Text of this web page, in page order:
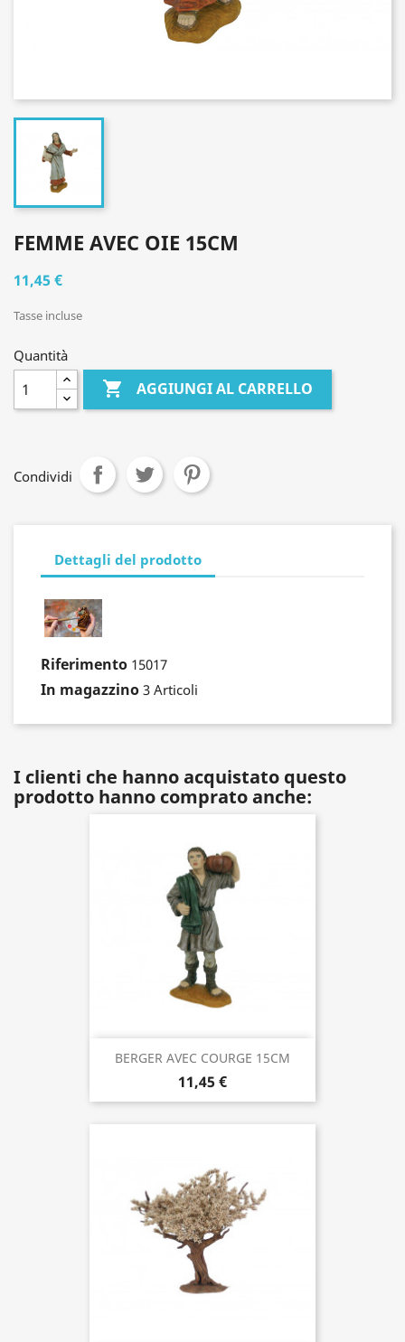
FEMME AVEC OIE 15CM
11,45 €
Tasse incluse
Quantità
 AGGIUNGI AL CARRELLO
Condividi
Dettagli del prodotto
Riferimento 15017
In magazzino 3 Articoli
I clienti che hanno acquistato questo
prodotto hanno comprato anche:
BERGER AVEC COURGE 15CM
11,45 €